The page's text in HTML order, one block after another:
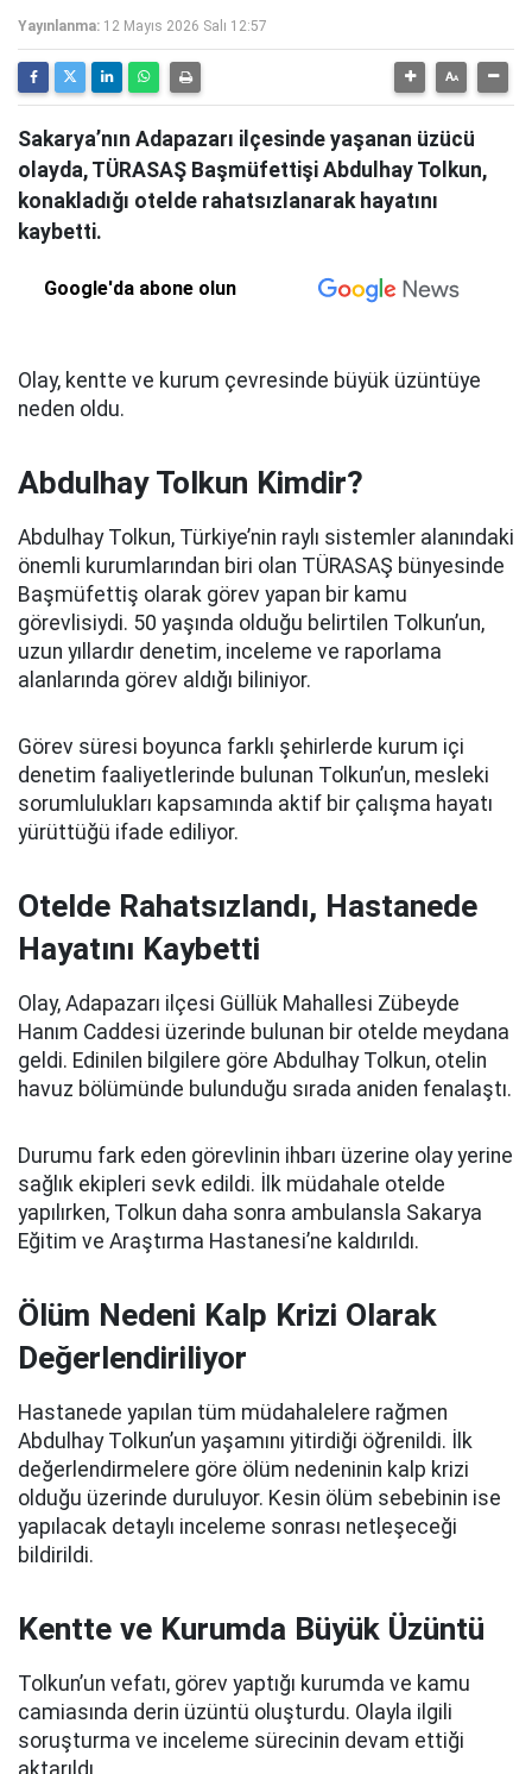
Yayınlanma: 12 Mayıs 2026 Salı 12:57
Sakarya’nın Adapazarı ilçesinde yaşanan üzücü
olayda, TÜRASAŞ Başmüfettişi Abdulhay Tolkun,
konakladığı otelde rahatsızlanarak hayatını
kaybetti.
Google'da abone olun
Olay, kentte ve kurum çevresinde büyük üzüntüye
neden oldu.
Abdulhay Tolkun Kimdir?
Abdulhay Tolkun, Türkiye’nin raylı sistemler alanındaki
önemli kurumlarından biri olan TÜRASAŞ bünyesinde
Başmüfettiş olarak görev yapan bir kamu
görevlisiydi. 50 yaşında olduğu belirtilen Tolkun’un,
uzun yıllardır denetim, inceleme ve raporlama
alanlarında görev aldığı biliniyor.
Görev süresi boyunca farklı şehirlerde kurum içi
denetim faaliyetlerinde bulunan Tolkun’un, mesleki
sorumlulukları kapsamında aktif bir çalışma hayatı
yürüttüğü ifade ediliyor.
Otelde Rahatsızlandı, Hastanede
Hayatını Kaybetti
Olay, Adapazarı ilçesi Güllük Mahallesi Zübeyde
Hanım Caddesi üzerinde bulunan bir otelde meydana
geldi. Edinilen bilgilere göre Abdulhay Tolkun, otelin
havuz bölümünde bulunduğu sırada aniden fenalaştı.
Durumu fark eden görevlinin ihbarı üzerine olay yerine
sağlık ekipleri sevk edildi. İlk müdahale otelde
yapılırken, Tolkun daha sonra ambulansla Sakarya
Eğitim ve Araştırma Hastanesi’ne kaldırıldı.
Ölüm Nedeni Kalp Krizi Olarak
Değerlendiriliyor
Hastanede yapılan tüm müdahalelere rağmen
Abdulhay Tolkun’un yaşamını yitirdiği öğrenildi. İlk
değerlendirmelere göre ölüm nedeninin kalp krizi
olduğu üzerinde duruluyor. Kesin ölüm sebebinin ise
yapılacak detaylı inceleme sonrası netleşeceği
bildirildi.
Kentte ve Kurumda Büyük Üzüntü
Tolkun’un vefatı, görev yaptığı kurumda ve kamu
camiasında derin üzüntü oluşturdu. Olayla ilgili
soruşturma ve inceleme sürecinin devam ettiği
aktarıldı.